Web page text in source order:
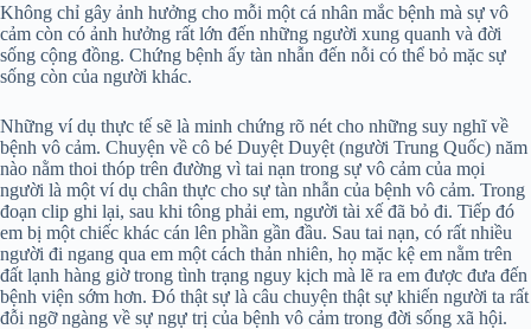
Không chỉ gây ảnh hưởng cho mỗi một cá nhân mắc bệnh mà sự vô
cảm còn có ảnh hưởng rất lớn đến những người xung quanh và đời
sống cộng đồng. Chứng bệnh ấy tàn nhẫn đến nỗi có thể bỏ mặc sự
sống còn của người khác.
Những ví dụ thực tế sẽ là minh chứng rõ nét cho những suy nghĩ về
bệnh vô cảm. Chuyện về cô bé Duyệt Duyệt (người Trung Quốc) năm
nào nằm thoi thóp trên đường vì tai nạn trong sự vô cảm của mọi
người là một ví dụ chân thực cho sự tàn nhẫn của bệnh vô cảm. Trong
đoạn clip ghi lại, sau khi tông phải em, người tài xế đã bỏ đi. Tiếp đó
em bị một chiếc khác cán lên phần gần đầu. Sau tai nạn, có rất nhiều
người đi ngang qua em một cách thản nhiên, họ mặc kệ em nằm trên
đất lạnh hàng giờ trong tình trạng nguy kịch mà lẽ ra em được đưa đến
bệnh viện sớm hơn. Đó thật sự là câu chuyện thật sự khiến người ta rất
đỗi ngỡ ngàng về sự ngự trị của bệnh vô cảm trong đời sống xã hội.